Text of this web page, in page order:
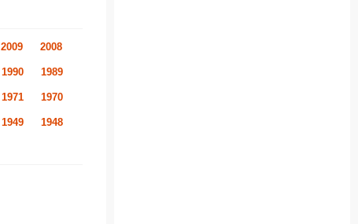
2009 2008
1990 1989
1971 1970
1949 1948